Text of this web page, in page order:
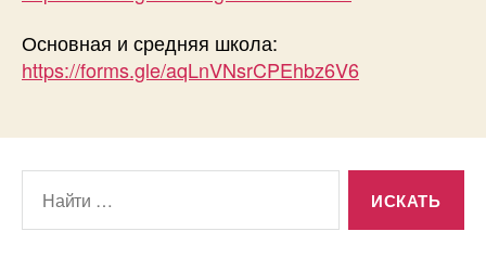
Основная и средняя школа:
https://forms.gle/aqLnVNsrCPEhbz6V6